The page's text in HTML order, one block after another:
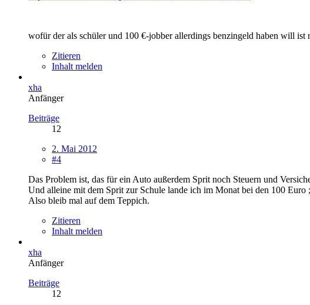
wofür der als schüler und 100 €-jobber allerdings benzingeld haben will
Zitieren
Inhalt melden
xha
Anfänger
Beiträge
12
2. Mai 2012
#4
Das Problem ist, das für ein Auto außerdem Sprit noch Steuern und
Und alleine mit dem Sprit zur Schule lande ich im Monat bei den 100 Euro
Also bleib mal auf dem Teppich.
Zitieren
Inhalt melden
xha
Anfänger
Beiträge
12